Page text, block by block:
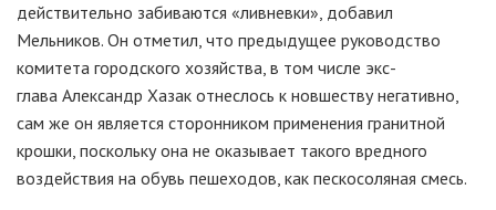
действительно забиваются «ливневки», добавил
Мельников. Он отметил, что предыдущее руководство
комитета городского хозяйства, в том числе экс-
глава Александр Хазак отнеслось к новшеству негативно,
сам же он является сторонником применения гранитной
крошки, поскольку она не оказывает такого вредного
воздействия на обувь пешеходов, как пескосоляная смесь.